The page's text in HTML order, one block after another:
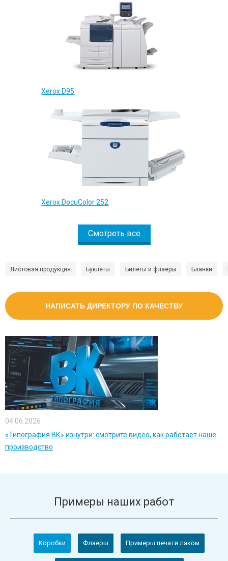
Листовая продукция Буклеты Билеты и флаеры Бланки
НАПИСАТЬ ДИРЕКТОРУ ПО КАЧЕСТВУ
04.06.2026
«Типография ВК» изнутри: смотрите видео, как работает наше
производство
Xerox D95
Xerox DocuColor 252
Смотреть все
Примеры наших работ
Коробки Флаеры Примеры печати лаком